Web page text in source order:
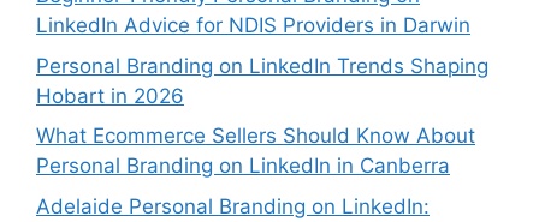
LinkedIn Advice for NDIS Providers in Darwin
Personal Branding on LinkedIn Trends Shaping
Hobart in 2026
What Ecommerce Sellers Should Know About
Personal Branding on LinkedIn in Canberra
Adelaide Personal Branding on LinkedIn: